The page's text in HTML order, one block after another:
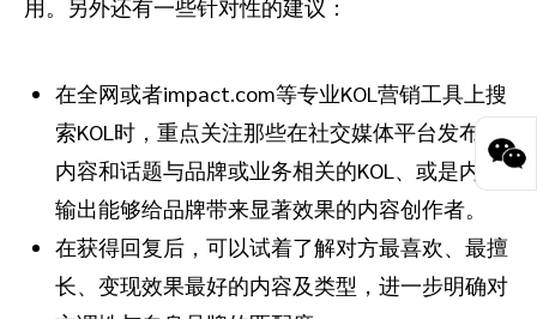
用。另外还有一些针对性的建议：
在全网或者impact.com等专业KOL营销工具上搜
索KOL时，重点关注那些在社交媒体平台发布的
内容和话题与品牌或业务相关的KOL、或是内容
输出能够给品牌带来显著效果的内容创作者。
在获得回复后，可以试着了解对方最喜欢、最擅
长、变现效果最好的内容及类型，进一步明确对